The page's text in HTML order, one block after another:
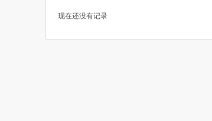
现在还没有记录